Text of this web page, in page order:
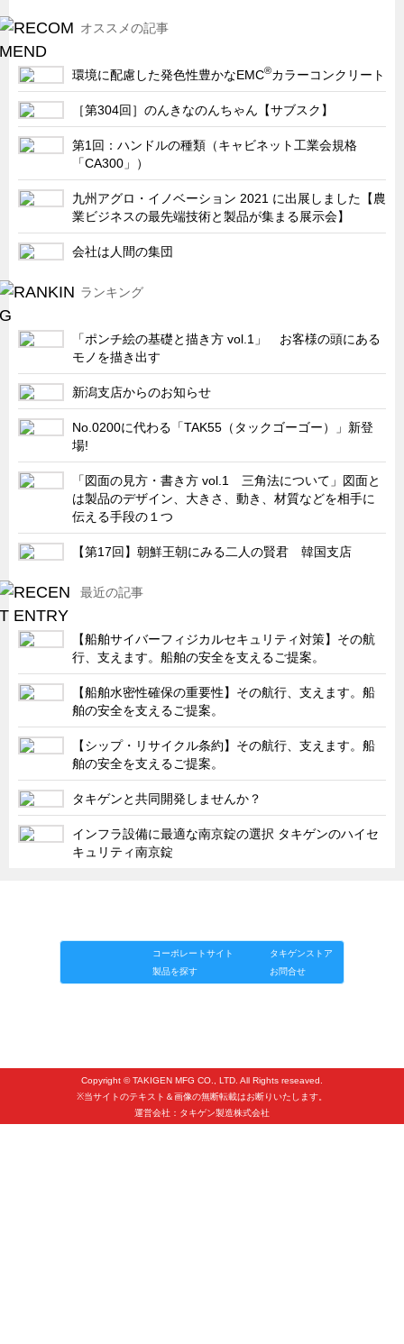
再生可能エネルギー
農業関連
半導体製造装置関連
共同溝・無電柱化関連
サーバーラック・エンクロジャー
特装車・バス・トラック関連
フリーザー・フードマシナリー関連
鉄道車両・駅舎関連
CATEGORY 連載
新製品開発最前線
Before After
隠れた名品
旬の野菜とタキゲン製品
PICK UP NEWS
ポンチ絵の基礎と描き方
キャビネット工業会規格「CA300」集中講義
ズバッとお悩み解決 テクニカル Q and A
瀧源点回帰
光る技術！未来へのモノづくり
ちょっとユニークなお客様
ビジサスニュース
ECOLOGY NEWS SCRAMBLE
わが街わが支店
支店所在地（歴史探訪）
ニッポン再発見
あれこれWATCH
タキゲンinfo.
お知らせ
工場見学
社外セミナー
オススメの記事
環境に配慮した発色性豊かなEMC®​カラーコンクリート
［第304回］のんきなのんちゃん【サブスク】
第1回：ハンドルの種類（キャビネット工業会規格
「CA300」）
九州アグロ・イノベーション 2021 に出展しました【農
業ビジネスの最先端技術と製品が集まる展示会】
会社は人間の集団
ランキング
「ポンチ絵の基礎と描き方 vol.1」 お客様の頭にある
モノを描き出す
新潟支店からのお知らせ
No.0200に代わる「TAK55（タックゴーゴー）」新登
場!
「図面の見方・書き方 vol.1 三角法について」図面と
は製品のデザイン、大きさ、動き、材質などを相手に
伝える手段の１つ
【第17回】朝鮮王朝にみる二人の賢君 韓国支店
最近の記事
【船舶サイバーフィジカルセキュリティ対策】その航
行、支えます。船舶の安全を支えるご提案。
【船舶水密性確保の重要性】その航行、支えます。船
舶の安全を支えるご提案。
【シップ・リサイクル条約】その航行、支えます。船
舶の安全を支えるご提案。
タキゲンと共同開発しませんか？
インフラ設備に最適な南京錠の選択 タキゲンのハイセ
キュリティ南京錠
コーポレートサイト
タキゲンストア
製品を探す
お問合せ
Copyright © TAKIGEN MFG CO., LTD. All Rights reseaved.
※当サイトのテキスト＆画像の無断転載はお断りいたします。
運営会社：タキゲン製造株式会社